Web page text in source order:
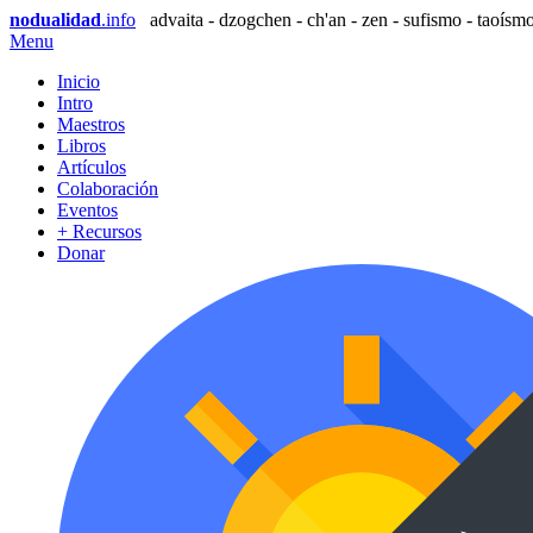
nodualidad.info
advaita - dzogchen - ch'an - zen - sufismo -
Menu
Inicio
Intro
Maestros
Libros
Artículos
Colaboración
Eventos
+ Recursos
Donar